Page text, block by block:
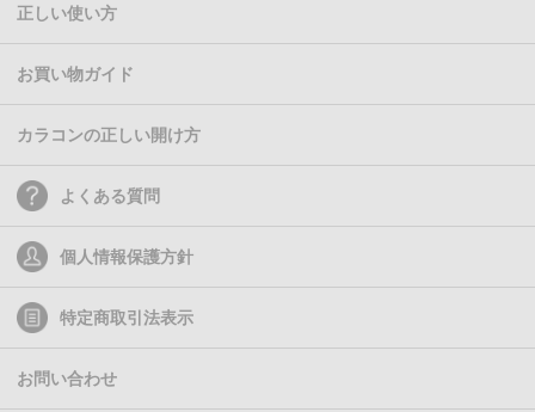
正しい使い方
お買い物ガイド
カラコンの正しい開け方
よくある質問
個人情報保護方針
特定商取引法表示
お問い合わせ